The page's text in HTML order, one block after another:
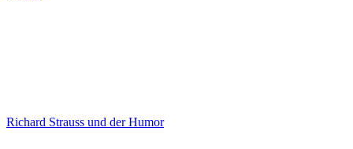
Richard Strauss und der Humor